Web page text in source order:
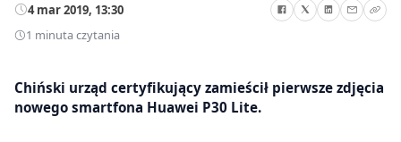
4 mar 2019, 13:30
1 minuta czytania
Chiński urząd certyfikujący zamieścił pierwsze zdjęcia
nowego smartfona Huawei P30 Lite.